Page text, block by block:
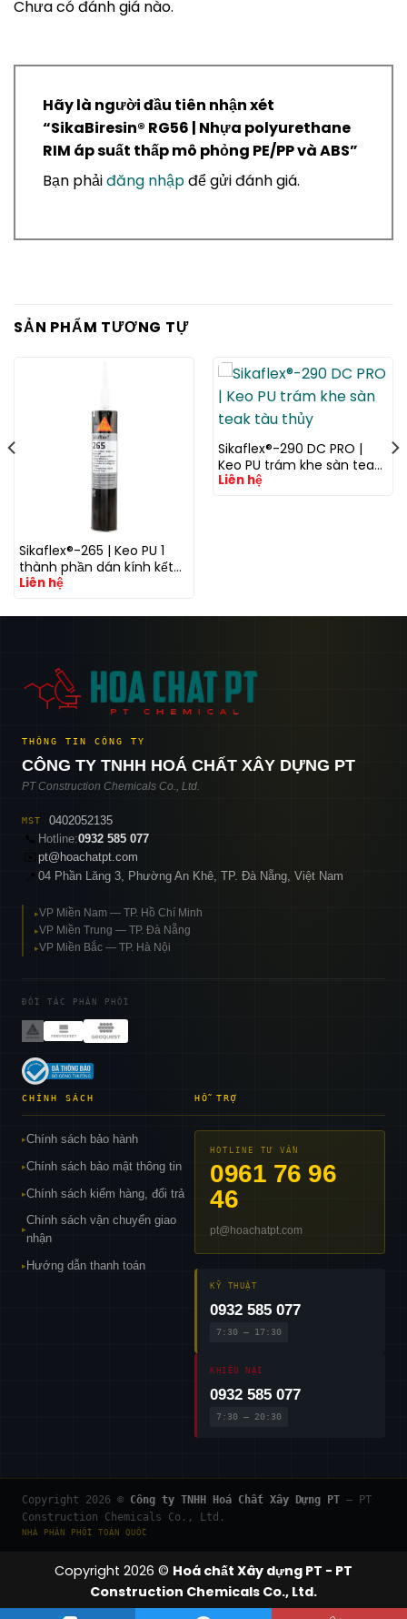
Chưa có đánh giá nào.
Hãy là người đầu tiên nhận xét
“SikaBiresin® RG56 | Nhựa polyurethane
RIM áp suất thấp mô phỏng PE/PP và ABS”
Bạn phảiđăng nhậpđể gửi đánh giá.
SẢN PHẨM TƯƠNG TỰ
Sikaflex®-265 | Keo PU 1
thành phần dán kính kết
cấu cho xe thương mại
Liên hệ
Sikaflex®-290 DC PRO |
Keo PU trám khe sàn teak
tàu thủy
Liên hệ
THÔNG TIN CÔNG TY
CÔNG TY TNHH HOÁ CHẤT XÂY DỰNG PT
PT Construction Chemicals Co., Ltd.
MST
0402052135
📞 Hotline:0932 585 077
pt@hoachatpt.com
04 Phần Lăng 3, Phường An Khê, TP. Đà Nẵng, Việt Nam
▸VP Miền Nam — TP. Hồ Chí Minh
▸VP Miền Trung — TP. Đà Nẵng
▸VP Miền Bắc — TP. Hà Nội
ĐỐI TÁC PHÂN PHỐI
CHÍNH SÁCH
▸Chính sách bảo hành
▸Chính sách bảo mật thông tin
▸Chính sách kiểm hàng, đổi trả
▸
Chính sách vận chuyển giao
nhận
▸ Hướng dẫn thanh toán
HỖ TRỢ
HOTLINE TƯ VẤN
0961 76 96
46
pt@hoachatpt.com
KỸ THUẬT
0932 585 077
7:30 – 17:30
KHIẾU NẠI
0932 585 077
7:30 – 20:30
Copyright 2026 © Công ty TNHH Hoá Chất Xây Dựng PT — PT
Construction Chemicals Co., Ltd.
NHÀ PHÂN PHỐI TOÀN QUỐC
Copyright 2026 © Hoá chất Xây dựng PT - PT
Construction Chemicals Co., Ltd.